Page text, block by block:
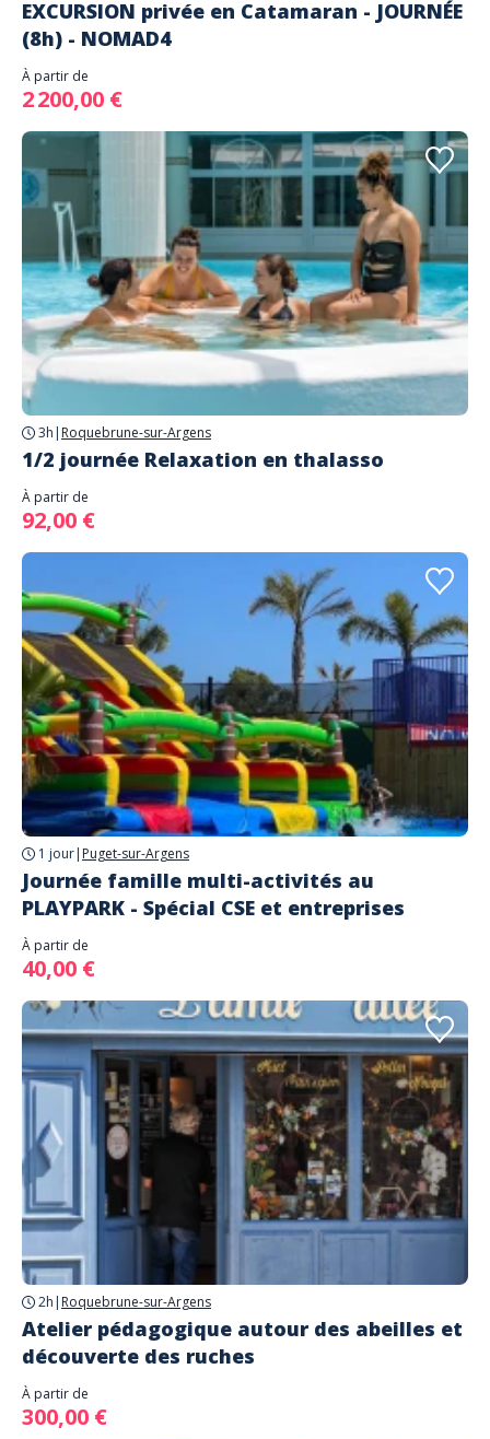
EXCURSION privée en Catamaran - JOURNÉE
(8h) - NOMAD4
À partir de
2 200,00 €
3h | Roquebrune-sur-Argens
1/2 journée Relaxation en thalasso
À partir de
92,00 €
1 jour| Puget-sur-Argens
Journée famille multi-activités au
PLAYPARK - Spécial CSE et entreprises
À partir de
40,00 €
2h | Roquebrune-sur-Argens
Atelier pédagogique autour des abeilles et
découverte des ruches
À partir de
300,00 €